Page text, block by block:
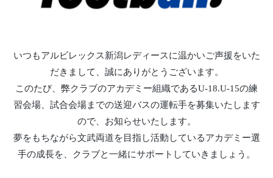
いつもアルビレックス新潟レディースに温かいご声援をいた
だきまして、誠にありがとうございます。
このたび、弊クラブのアカデミー組織であるU-18.U-15の練
習会場、試合会場までの送迎バスの運転手を募集いたします
ので、お知らせいたします。
夢をもちながら文武両道を目指し活動しているアカデミー選
手の成長を、クラブと一緒にサポートしていきましょう。